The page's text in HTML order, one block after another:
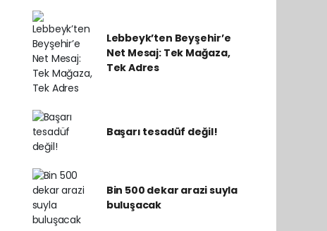
Lebbeyk’ten Beyşehir’e
Net Mesaj: Tek Mağaza,
Tek Adres
Başarı tesadüf değil!
Bin 500 dekar arazi suyla
buluşacak